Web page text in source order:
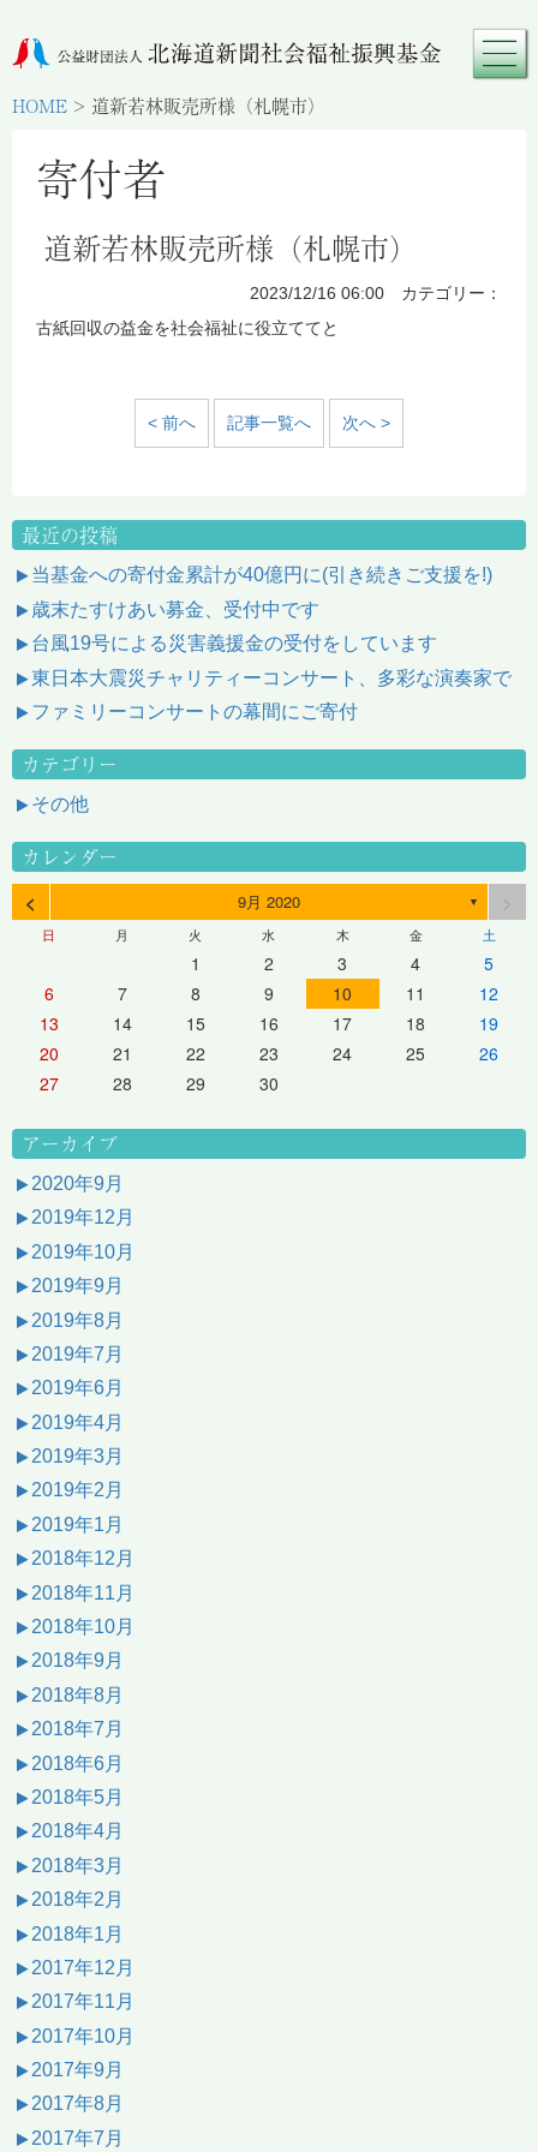
HOME > 道新若林販売所様（札幌市）
寄付者
道新若林販売所様（札幌市）
2023/12/16 06:00 カテゴリー：
古紙回収の益金を社会福祉に役立ててと
< 前へ 記事一覧へ 次へ >
最近の投稿
当基金への寄付金累計が40億円に(引き続きご支援を!)
歳末たすけあい募金、受付中です
台風19号による災害義援金の受付をしています
東日本大震災チャリティーコンサート、多彩な演奏家で
ファミリーコンサートの幕間にご寄付
カテゴリー
その他
カレンダー
< 9月 2020 ▼
日 月 火 水 木 金 土
1 2 3 4
5
6
7 8 9 10 11
12
13
14 15 16 17 18
19
20
21 22 23 24 25
26
27
28 29 30
アーカイブ
2020年9月
2019年12月
2019年10月
2019年9月
2019年8月
2019年7月
2019年6月
2019年4月
2019年3月
2019年2月
2019年1月
2018年12月
2018年11月
2018年10月
2018年9月
2018年8月
2018年7月
2018年6月
2018年5月
2018年4月
2018年3月
2018年2月
2018年1月
2017年12月
2017年11月
2017年10月
2017年9月
2017年8月
2017年7月